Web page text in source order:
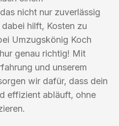
nicht nur zuverlässig
hilft, Kosten zu
Umzugskönig Koch
genau richtig! Mit
und unserem
wir dafür, dass dein
effizient abläuft, ohne